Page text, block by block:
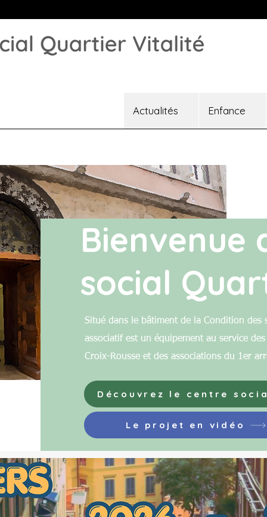
Actualités Enfance
Bienvenue
social
Situé dans le bâtiment de la Condition des
associatif est un équipement au service
Croix-Rousse et des associations du 1er
Découvrez le centre
Le projet en vidéo